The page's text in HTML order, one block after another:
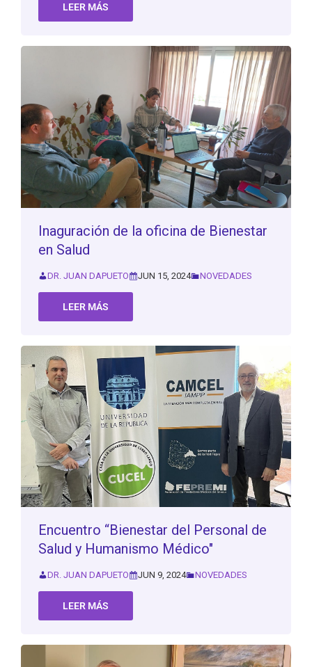
LEER MÁS
Inaguración de la oficina de Bienestar
en Salud
DR. JUAN DAPUETO JUN 15, 2024 NOVEDADES
LEER MÁS
Encuentro “Bienestar del Personal de
Salud y Humanismo Médico"
DR. JUAN DAPUETO JUN 9, 2024 NOVEDADES
LEER MÁS